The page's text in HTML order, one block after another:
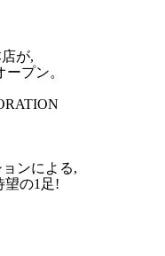
が,
プン。
ンによる,
望の1足!